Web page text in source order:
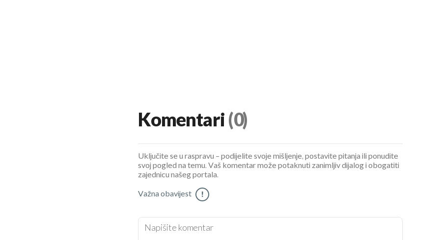
Komentari (0)
Uključite se u raspravu – podijelite svoje mišljenje, postavite pitanja ili ponudite
svoj pogled na temu. Vaš komentar može potaknuti zanimljiv dijalog i obogatiti
zajednicu našeg portala.
Važna obavijest !